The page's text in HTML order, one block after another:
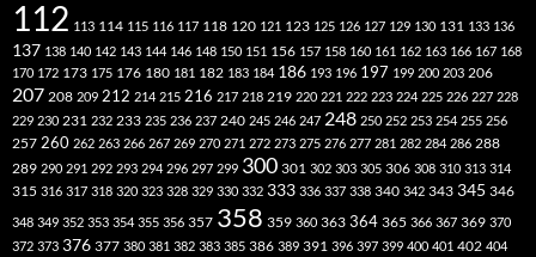
112 113 114 115 116 117 118 120 121 123 125 126 127 129 130 131 133 136
137 138 140 142 143 144 146 148 150 151 156 157 158 160 161 162 163 166 167 168
170 172 173 175 176 180 181 182 183 184 186 193 196 197 199 200 203 206
207 208 209 212 214 215 216 217 218 219 220 221 222 223 224 225 226 227 228
229 230 231 232 233 235 236 237 240 245 246 247 248 250 252 253 254 255 256
257 260 262 263 266 267 269 270 271 272 273 275 276 277 281 282 284 286 288
289 290 291 292 293 294 296 297 299 300 301 302 303 305 306 308 310 313 314
315 316 317 318 320 323 328 329 330 332 333 336 337 338 340 342 343 345 346
348 349 352 353 354 355 356 357 358 359 360 363 364 365 366 367 369 370
372 373 376 377 380 381 382 383 385 386 389 391 396 397 399 400 401 402 404